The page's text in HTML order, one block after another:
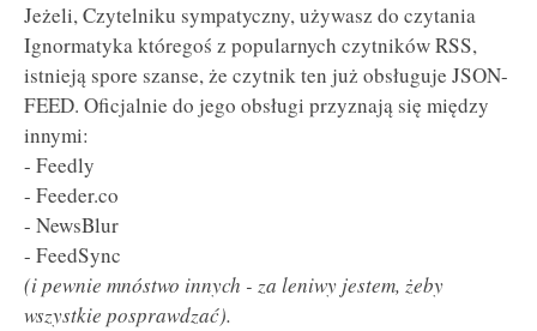
Jeżeli, Czytelniku sympatyczny, używasz do czytania
Ignormatyka któregoś z popularnych czytników RSS,
istnieją spore szanse, że czytnik ten już obsługuje JSON-
FEED. Oficjalnie do jego obsługi przyznają się między
innymi:
- Feedly
- Feeder.co
- NewsBlur
- FeedSync
(i pewnie mnóstwo innych - za leniwy jestem, żeby
wszystkie posprawdzać).